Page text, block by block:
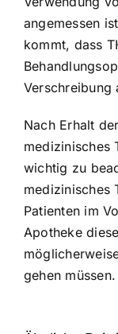
angemessen
kommt, dass
Verschreibung
Nach Erhalt
medizinisches
wichtig zu
medizinisches
Patienten im
Apotheke
gehen müssen.